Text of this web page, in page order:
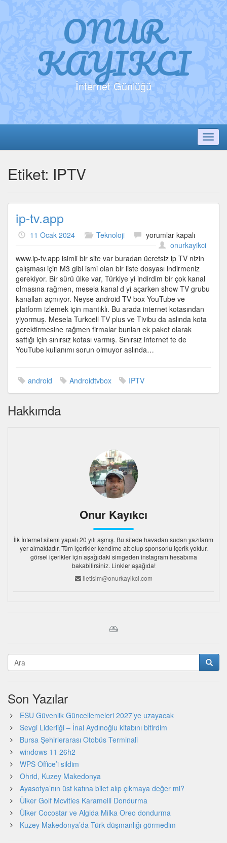
ONUR
KAYIKCI
İnternet Günlüğü
Etiket: IPTV
ip-tv.app
11 Ocak 2024 Teknoloji
ip-
tv.app
için
yorumlar kapalı
onurkayikci
www.ip-tv.app isimli bir site var buradan ücretsiz ip TV nizin
çalışması için M3 gibi ismi olan bir liste dosyası indirmeniz
gerekiyor. Bir sürü ülke var, Türkiye yi indirdim bir çok kanal
olmasına rağmen, mesela kanal d yi açarken show TV grubu
kanalları açmıyor. Neyse android TV box YouTube ve
platform izlemek için mantıklı. Bu arada internet kotasından
yiyormuş. Mesela Turkcell TV plus ve Tivibu da aslında kota
gerektirmesine rağmen firmalar bunları ek paket olarak
sattığı için sınırsız kotası varmış. Sınırsız internet te de
YouTube kullanımı sorun olmuyor aslında…
android Androidtvbox IPTV
Hakkımda
Onur Kayıkcı
İlk İnternet sitemi yapalı 20 yılı aşmış. Bu sitede havadan sudan yazılarım
yer almaktadır. Tüm içerikler kendime ait olup sponsorlu içerik yoktur.
görsel içerikler için aşağıdaki simgeden instagram hesabıma
bakabilirsiniz. Linkler aşağıda!
iletisim@onurkayikci.com
Son Yazılar
ESU Güvenlik Güncellemeleri 2027’ye uzayacak
Sevgi Liderliği – İnal Aydınoğlu kitabını bitirdim
Bursa Şehirlerarası Otobüs Terminali
windows 11 26h2
WPS Office’i sildim
Ohrid, Kuzey Makedonya
Ayasofya’nın üst katına bilet alıp çıkmaya değer mi?
Ülker Golf Mcvities Karamelli Dondurma
Ülker Cocostar ve Algida Milka Oreo dondurma
Kuzey Makedonya’da Türk düşmanlığı görmedim